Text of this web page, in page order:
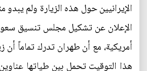
الإيرانيين حول هذه الزيارة ولم يبدو
الإعلان عن تشكيل مجلس تنسيق
أمريكية، مع أن طهران تدرك تماماً أن
هذا التوقيت تحمل بين طياتها عناوين